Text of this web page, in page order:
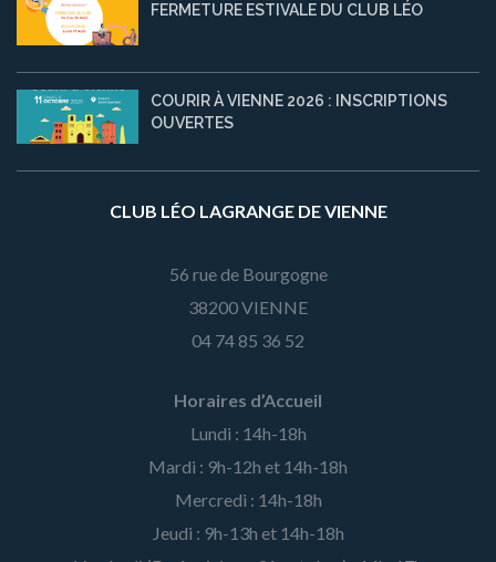
FERMETURE ESTIVALE DU CLUB LÉO
COURIR À VIENNE 2026 : INSCRIPTIONS
OUVERTES
CLUB LÉO LAGRANGE DE VIENNE
56 rue de Bourgogne
38200 VIENNE
04 74 85 36 52
Horaires d’Accueil
Lundi : 14h-18h
Mardi : 9h-12h et 14h-18h
Mercredi : 14h-18h
Jeudi : 9h-13h et 14h-18h